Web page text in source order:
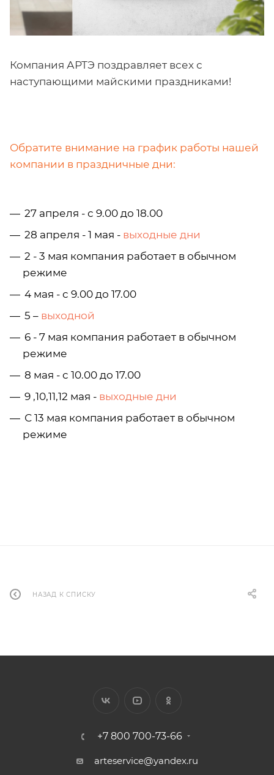
Компания АРТЭ поздравляет всех с
наступающими майскими праздниками!
Обратите внимание на график работы нашей
компании в праздничные дни:
27 апреля - с 9.00 до 18.00
28 апреля - 1 мая - выходные дни
2 - 3 мая компания работает в обычном
режиме
4 мая - с 9.00 до 17.00
5 – выходной
6 - 7 мая компания работает в обычном
режиме
8 мая - с 10.00 до 17.00
9 ,10,11,12 мая - выходные дни
С 13 мая компания работает в обычном
режиме
НАЗАД К СПИСКУ
+7 800 700-73-66
arteservice@yandex.ru